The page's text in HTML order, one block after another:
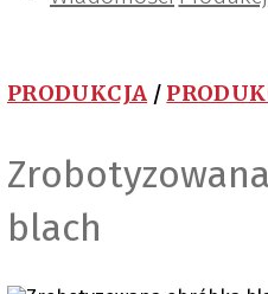
PRODUKCJA /
blach